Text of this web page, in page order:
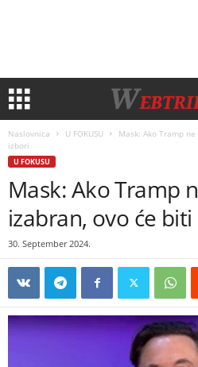
Naslovnica U FOKUSU
Mask: Ako Tramp
izbori
U FOKUSU
Mask: Ako Tramp
izabran, ovo će
30. September 2024.